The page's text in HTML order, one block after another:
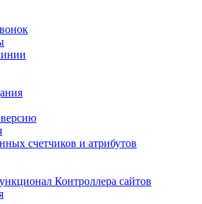
счетчиков и атрибутов
Контроллера сайтов